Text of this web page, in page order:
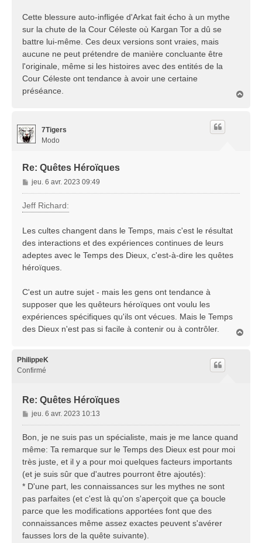
Cette blessure auto-infligée d'Arkat fait écho à un mythe
sur la chute de la Cour Céleste où Kargan Tor a dû se
battre lui-même. Ces deux versions sont vraies, mais
aucune ne peut prétendre de manière concluante être
l'originale, même si les histoires avec des entités de la
Cour Céleste ont tendance à avoir une certaine
préséance.
7Tigers
Modo
Re: Quêtes Héroïques
M
e
s
s
g
e
jeu. 6 avr. 2023 09:49
Jeff Richard:
Les cultes changent dans le Temps, mais c'est le résultat
des interactions et des expériences continues de leurs
adeptes avec le Temps des Dieux, c'est-à-dire les quêtes
héroïques.
C'est un autre sujet - mais les gens ont tendance à
supposer que les quêteurs héroïques ont voulu les
expériences spécifiques qu'ils ont vécues. Mais le Temps
des Dieux n'est pas si facile à contenir ou à contrôler.
PhilippeK
Confirmé
Re: Quêtes Héroïques
M
e
s
s
g
e
jeu. 6 avr. 2023 10:13
Bon, je ne suis pas un spécialiste, mais je me lance quand
même: Ta remarque sur le Temps des Dieux est pour moi
très juste, et il y a pour moi quelques facteurs importants
(et je suis sûr que d'autres pourront être ajoutés):
* D'une part, les connaissances sur les mythes ne sont
pas parfaites (et c'est là qu'on s'aperçoit que ça boucle
parce que les modifications apportées font que des
connaissances même assez exactes peuvent s'avérer
fausses lors de la quête suivante).